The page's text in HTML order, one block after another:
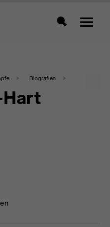
Zeigt
Biografien
Hart